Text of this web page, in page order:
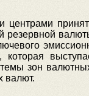
центрами
резервной
зон
валют.